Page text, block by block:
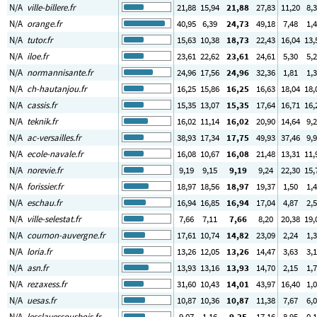
N/A ville-billere.fr 21,88 15,94 21,88 27,83 11,20 8
N/A orange.fr 40,95 6,39 24,73 49,18 7,48 1
N/A tutor.fr 15,63 10,38 18,73 22,43 16,04 13
N/A iloe.fr 23,61 22,62 23,61 24,61 5,30 5
N/A normannisante.fr 24,96 17,56 24,96 32,36 1,81 1
N/A ch-hautanjou.fr 16,25 15,86 16,25 16,63 18,04 18
N/A cassis.fr 15,35 13,07 15,35 17,64 16,71 16
N/A teknik.fr 16,02 11,14 16,02 20,90 14,64 9
N/A ac-versailles.fr 38,93 17,34 17,75 49,93 37,46 9
N/A ecole-navale.fr 16,08 10,67 16,08 21,48 13,31 11
N/A norevie.fr 9,19 9,15 9,19 9,24 22,30 15
N/A forissier.fr 18,97 18,56 18,97 19,37 1,50 1
N/A eschau.fr 16,94 16,85 16,94 17,04 4,87 2
N/A ville-selestat.fr 7,66 7,11 7,66 8,20 20,38 19
N/A cournon-auvergne.fr 17,61 10,74 14,82 23,09 2,24 1
N/A loria.fr 13,26 12,05 13,26 14,47 3,63 3
N/A asn.fr 13,93 13,16 13,93 14,70 2,15 1
N/A rezaxess.fr 31,60 10,43 14,01 43,97 16,40 1
N/A uesas.fr 10,87 10,36 10,87 11,38 7,67 6